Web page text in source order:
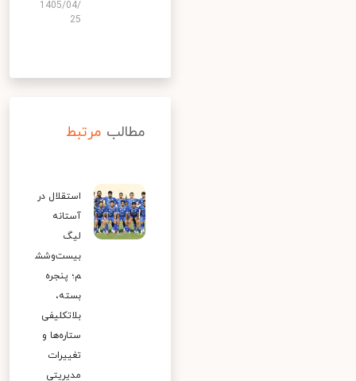
1405/04/
25
مطالب مرتبط
استقلال در
آستانه
لیگ
بیست‌وشش
م؛ پنجره
بسته،
بلاتکلیفی
ستاره‌ها و
تغییرات
مدیریتی